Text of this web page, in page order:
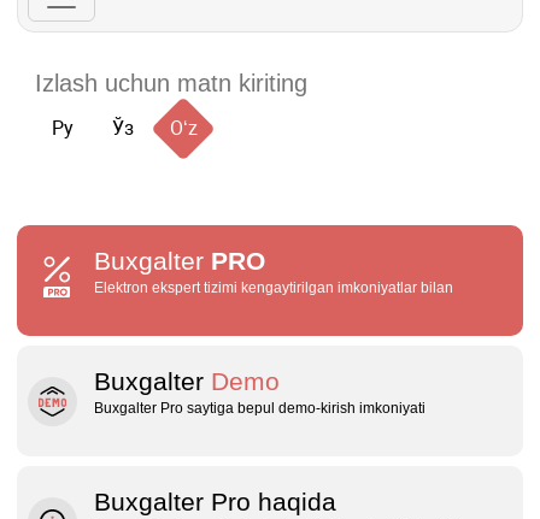
Ру Ўз Oʻz
Buxgalter PRO
Elektron ekspert tizimi kengaytirilgan imkoniyatlar bilan
Buxgalter Demo
Buxgalter Pro saytiga bepul demo‑kirish imkoniyati
Buxgalter Pro haqida